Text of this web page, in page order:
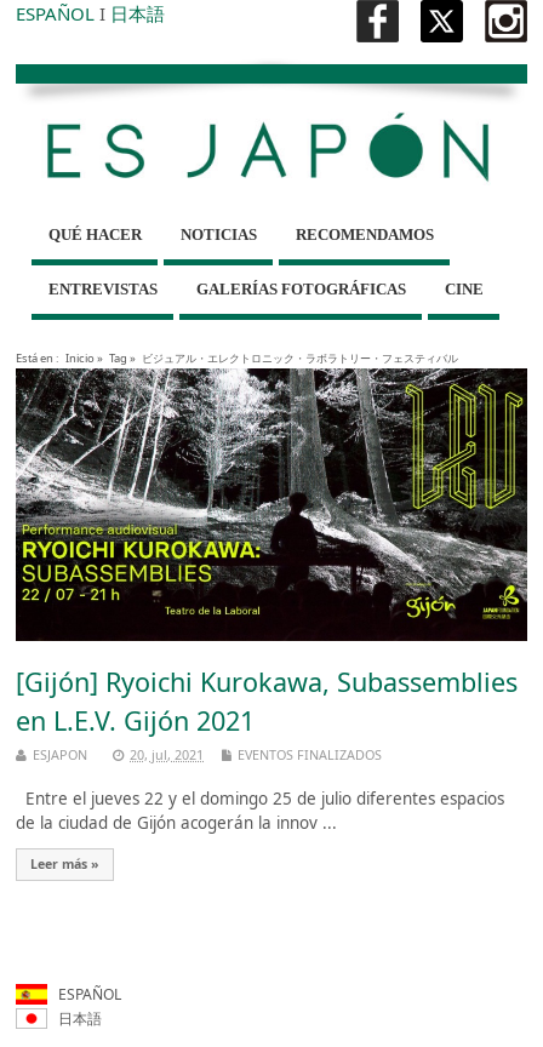
ESPAÑOL I 日本語
QUÉ HACER NOTICIAS RECOMENDAMOS
ENTREVISTAS GALERÍAS FOTOGRÁFICAS CINE
Está en : Inicio» Tag » ビジュアル・エレクトロニック・ラボラトリー・フェスティバル
[Gijón] Ryoichi Kurokawa, Subassemblies
en L.E.V. Gijón 2021
ESJAPON 20, jul, 2021 EVENTOS FINALIZADOS
Entre el jueves 22 y el domingo 25 de julio diferentes espacios
de la ciudad de Gijón acogerán la innov ...
Leer más »
ESPAÑOL
日本語